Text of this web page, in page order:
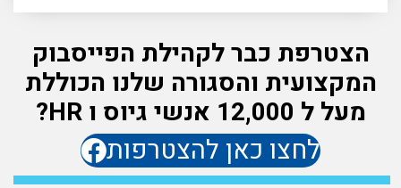
הצטרפת כבר לקהילת הפייסבוק
המקצועית והסגורה שלנו הכוללת
מעל ל 12,000 אנשי גיוס ו HR?
לחצו כאן להצטרפות